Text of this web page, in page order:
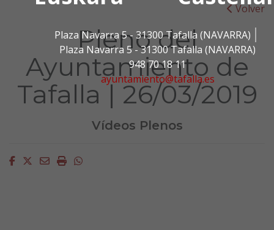
Plaza Navarra 5 - 31300 Tafalla (NAVARRA)
Plaza Navarra 5 - 31300 Tafalla (NAVARRA)
948 70 18 11
ayuntamiento@tafalla.es
Volver
Pleno del
Ayuntamiento de
Tafalla | 26/03/2019
Vídeos Plenos
Facebook
Twitter
EmailImprimirWhatsapp